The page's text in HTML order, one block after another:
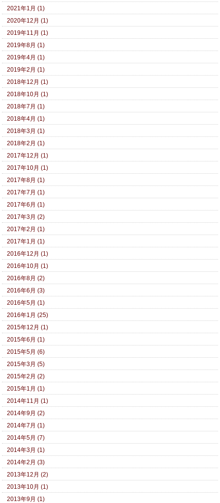
2021年1月 (1)
2020年12月 (1)
2019年11月 (1)
2019年8月 (1)
2019年4月 (1)
2019年2月 (1)
2018年12月 (1)
2018年10月 (1)
2018年7月 (1)
2018年4月 (1)
2018年3月 (1)
2018年2月 (1)
2017年12月 (1)
2017年10月 (1)
2017年8月 (1)
2017年7月 (1)
2017年6月 (1)
2017年3月 (2)
2017年2月 (1)
2017年1月 (1)
2016年12月 (1)
2016年10月 (1)
2016年8月 (2)
2016年6月 (3)
2016年5月 (1)
2016年1月 (25)
2015年12月 (1)
2015年6月 (1)
2015年5月 (6)
2015年3月 (5)
2015年2月 (2)
2015年1月 (1)
2014年11月 (1)
2014年9月 (2)
2014年7月 (1)
2014年5月 (7)
2014年3月 (1)
2014年2月 (3)
2013年12月 (2)
2013年10月 (1)
2013年9月 (1)